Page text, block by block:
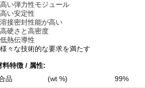
い弾力性モジュール
い安定性
接密封性能が高い
硬さと高密度
熱伝導性
々な技術的な要求を満たす
料特徴 / 属性:
品
(wt %) 99%